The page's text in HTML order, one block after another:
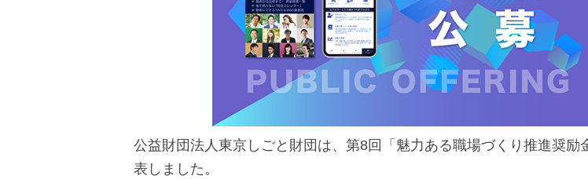
公益財団法人東京しごと財団は、第8回「魅力ある職場づくり推進奨励
表しました。